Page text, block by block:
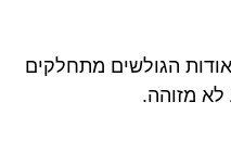
הגולשים מתחלקים
לא מזוהה.